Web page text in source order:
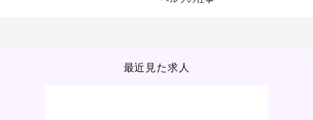
最近見た求人